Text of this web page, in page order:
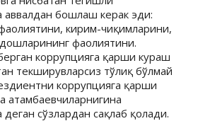
аввалдан бошлаш керак эди:
кирим-чиқимларини,
фаолиятини.
коррупцияга қарши кураш
текширувларсиз тўлиқ бўлмай
коррупцияга қарши
атамбаевчиларнигина
сўзлардан сақлаб қолади.